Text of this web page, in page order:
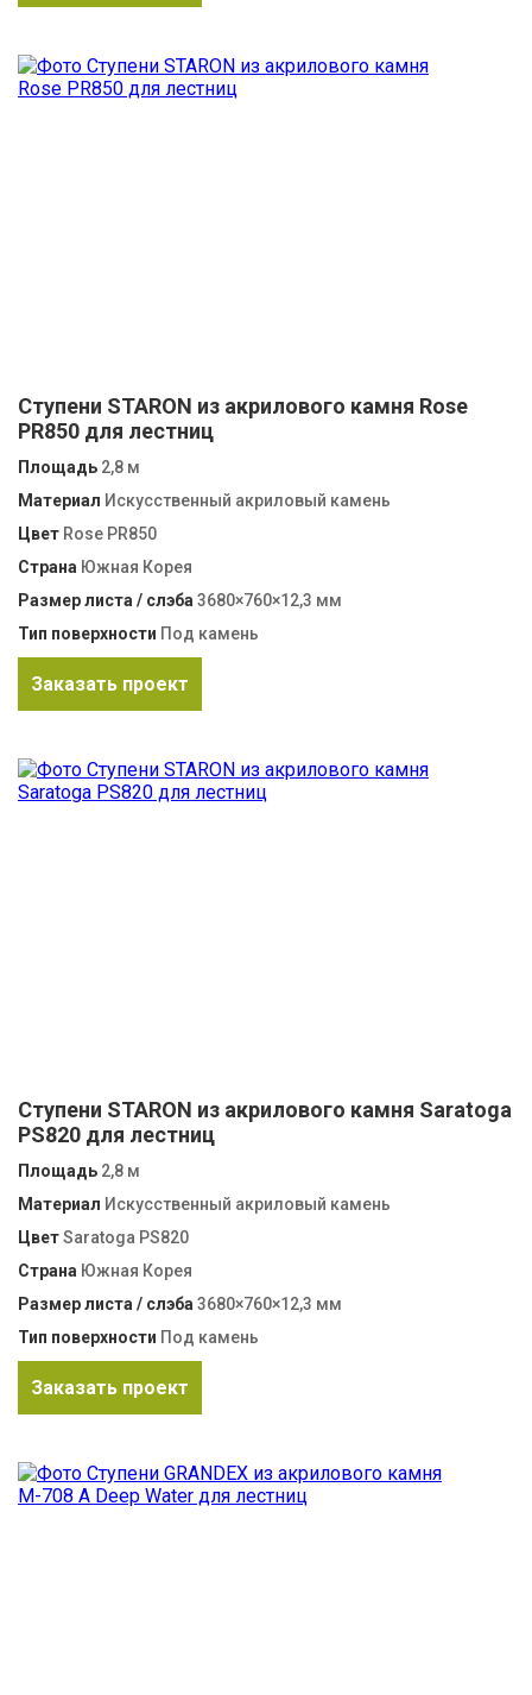
Ступени STARON из акрилового камня Rose
PR850 для лестниц
Площадь 2,8 м
Материал Искусственный акриловый камень
Цвет Rose PR850
Страна Южная Корея
Размер листа / слэба 3680×760×12,3 мм
Тип поверхности Под камень
Заказать проект
Ступени STARON из акрилового камня Saratoga
PS820 для лестниц
Площадь 2,8 м
Материал Искусственный акриловый камень
ЦветSaratoga PS820
Страна Южная Корея
Размер листа / слэба 3680×760×12,3 мм
Тип поверхности Под камень
Заказать проект